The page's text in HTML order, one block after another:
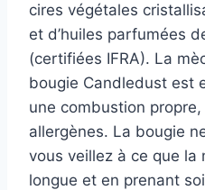
cires végétales
et d’huiles parfumées
(certifiées IFRA). La
bougie Candledust est
une combustion
allergènes. La bougie
vous veillez à ce que la
longue et en prenant